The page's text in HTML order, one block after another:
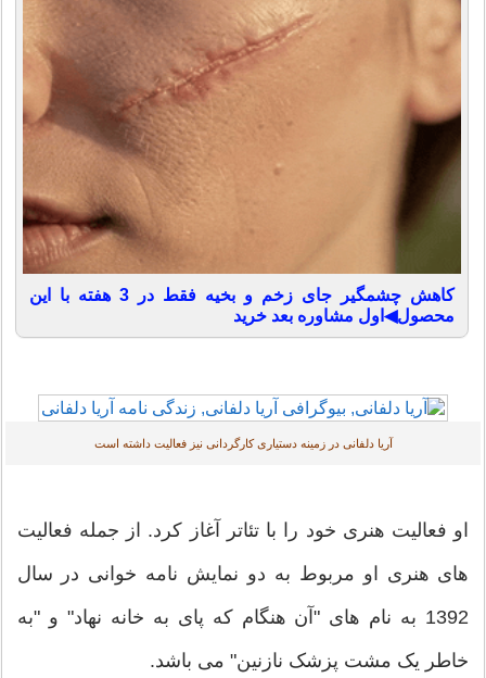
کاهش چشمگیر جای زخم و بخیه فقط در 3 هفته با این
محصول◀اول مشاوره بعد خرید
آریا دلفانی در زمینه دستیاری کارگردانی نیز فعالیت داشته است
او فعالیت هنری خود را با تئاتر آغاز کرد. از جمله فعالیت
های هنری او مربوط به دو نمایش نامه خوانی در سال
1392 به نام های "آن هنگام که پای به خانه نهاد" و "به
خاطر یک مشت پزشک نازنین" می باشد.